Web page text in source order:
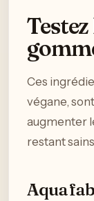
Testez
Ces
végane,
augmenter
restant